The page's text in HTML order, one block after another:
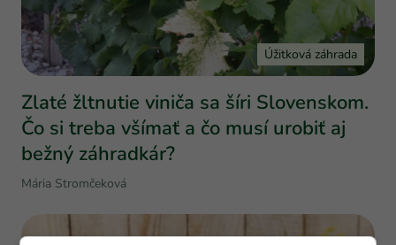
Úžitková záhrada
Zlaté žltnutie viniča sa šíri Slovenskom.
Čo si treba všímať a čo musí urobiť aj
bežný záhradkár?
Mária Stromčeková